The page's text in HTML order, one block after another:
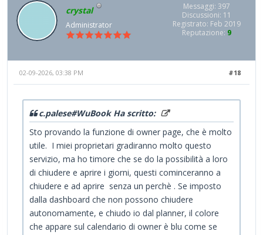
crystal
Administrator
Messaggi: 397
Discussioni: 11
Registrato: Feb 2019
Reputazione: 9
#18
02-09-2026, 03:38 PM
c.palese#WuBook Ha scritto:
Sto provando la funzione di owner page, che è molto
utile. I miei proprietari gradiranno molto questo
servizio, ma ho timore che se do la possibilità a loro
di chiudere e aprire i giorni, questi cominceranno a
chiudere e ad aprire senza un perchè . Se imposto
dalla dashboard che non possono chiudere
autonomamente, e chiudo io dal planner, il colore
che appare sul calendario di owner è blu come se